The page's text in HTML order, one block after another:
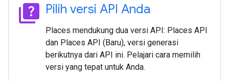
quiz Pilih versi API Anda
Places mendukung dua versi API: Places API
dan Places API (Baru), versi generasi
berikutnya dari API ini. Pelajari cara memilih
versi yang tepat untuk Anda.